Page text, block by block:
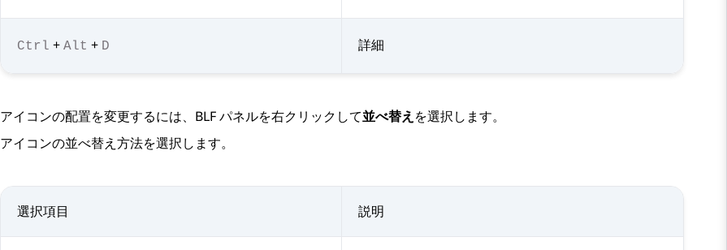
Ctrl + Alt + D 詳細
アイコンの配置を変更するには、BLF パネルを右クリックして並べ替え を選択します。
アイコンの並べ替え方法を選択します。
選択項目 説明